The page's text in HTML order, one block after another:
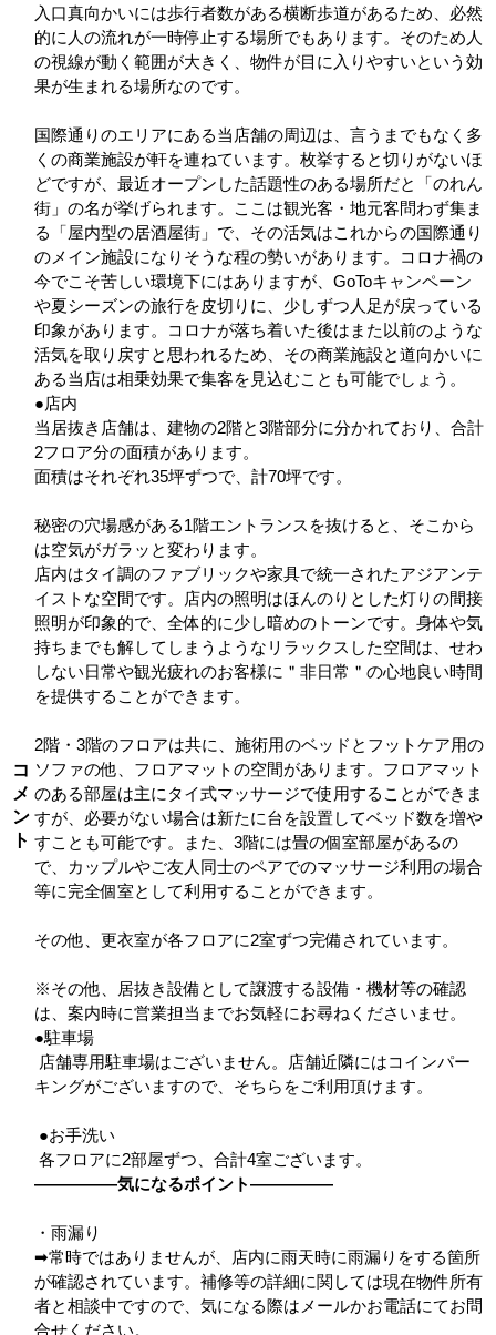
コ
メ
ン
ト
入口真向かいには歩行者数がある横断歩道があるため、必然
的に人の流れが一時停止する場所でもあります。そのため人
の視線が動く範囲が大きく、物件が目に入りやすいという効
果が生まれる場所なのです。
国際通りのエリアにある当店舗の周辺は、言うまでもなく多
くの商業施設が軒を連ねています。枚挙すると切りがないほ
どですが、最近オープンした話題性のある場所だと「のれん
街」の名が挙げられます。ここは観光客・地元客問わず集ま
る「屋内型の居酒屋街」で、その活気はこれからの国際通り
のメイン施設になりそうな程の勢いがあります。コロナ禍の
今でこそ苦しい環境下にはありますが、GoToキャンペーン
や夏シーズンの旅行を皮切りに、少しずつ人足が戻っている
印象があります。コロナが落ち着いた後はまた以前のような
活気を取り戻すと思われるため、その商業施設と道向かいに
ある当店は相乗効果で集客を見込むことも可能でしょう。
●店内
当居抜き店舗は、建物の2階と3階部分に分かれており、合計
2フロア分の面積があります。
面積はそれぞれ35坪ずつで、計70坪です。
秘密の穴場感がある1階エントランスを抜けると、そこから
は空気がガラッと変わります。
店内はタイ調のファブリックや家具で統一されたアジアンテ
イストな空間です。店内の照明はほんのりとした灯りの間接
照明が印象的で、全体的に少し暗めのトーンです。身体や気
持ちまでも解してしまうようなリラックスした空間は、せわ
しない日常や観光疲れのお客様に＂非日常＂の心地良い時間
を提供することができます。
2階・3階のフロアは共に、施術用のベッドとフットケア用の
ソファの他、フロアマットの空間があります。フロアマット
のある部屋は主にタイ式マッサージで使用することができま
すが、必要がない場合は新たに台を設置してベッド数を増や
すことも可能です。また、3階には畳の個室部屋があるの
で、カップルやご友人同士のペアでのマッサージ利用の場合
等に完全個室として利用することができます。
その他、更衣室が各フロアに2室ずつ完備されています。
※その他、居抜き設備として譲渡する設備・機材等の確認
は、案内時に営業担当までお気軽にお尋ねくださいませ。
●駐車場
店舗専用駐車場はございません。店舗近隣にはコインパー
キングがございますので、そちらをご利用頂けます。
●お手洗い
各フロアに2部屋ずつ、合計4室ございます。
―――――気になるポイント―――――
・雨漏り
➡常時ではありませんが、店内に雨天時に雨漏りをする箇所
が確認されています。補修等の詳細に関しては現在物件所有
者と相談中ですので、気になる際はメールかお電話にてお問
合せください。